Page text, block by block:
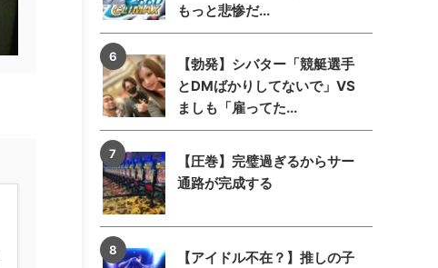
もっと悲惨だ...
【勃発】シバター「競艇選手
とDMばかりしてないで」VS
ましも「雇ってた...
【圧巻】完璧過ぎるからサー
通路が完成する
【アイドル不在？】推しの子